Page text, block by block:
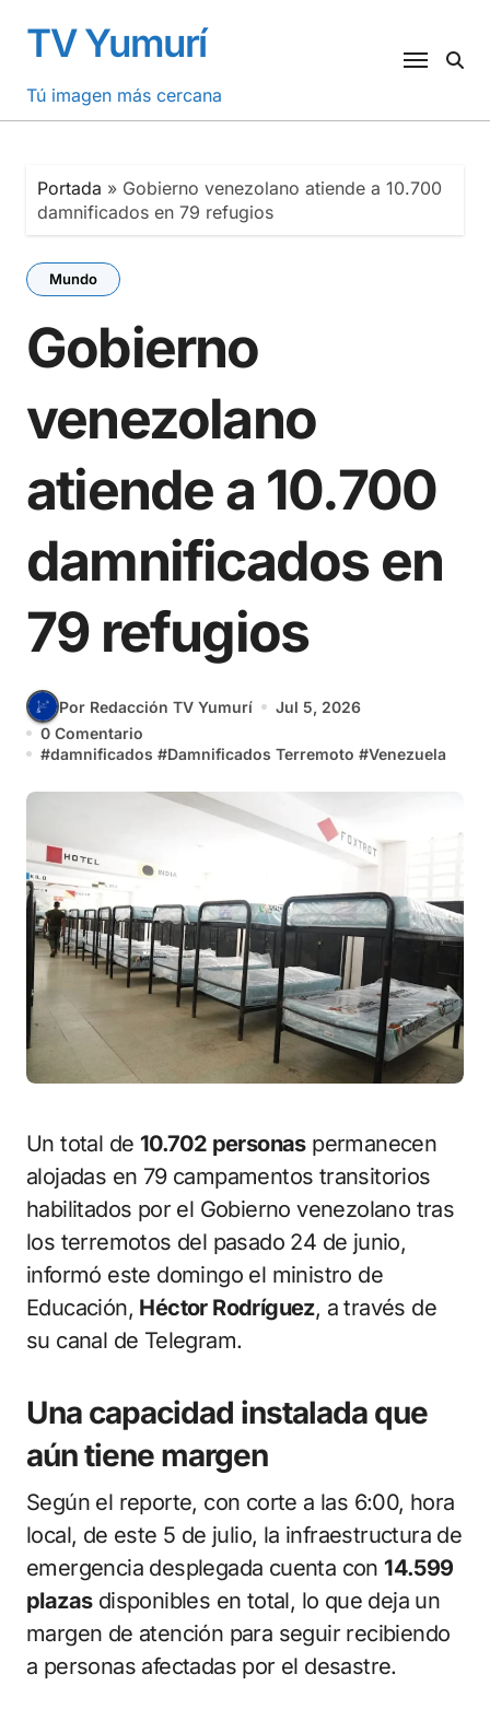
contenido
TV Yumurí
Tú imagen más cercana
Portada » Gobierno venezolano atiende a 10.700
damnificados en 79 refugios
Mundo
Gobierno
venezolano
atiende a 10.700
damnificados en
79 refugios
Por Redacción TV Yumurí
Jul 5, 2026
0 Comentario
#damnificados #Damnificados Terremoto #Venezuela
Un total de 10.702 personaspermanecen
alojadas en 79 campamentos transitorios
habilitados por el Gobierno venezolano tras
los terremotos del pasado 24 de junio,
informó este domingo el ministro de
Educación, Héctor Rodríguez, a través de
su canal de Telegram.
Una capacidad instalada que
aún tiene margen
Según el reporte, con corte a las 6:00, hora
local, de este 5 de julio, la infraestructura de
emergencia desplegada cuenta con 14.599
plazasdisponibles en total, lo que deja un
margen de atención para seguir recibiendo
a personas afectadas por el desastre.